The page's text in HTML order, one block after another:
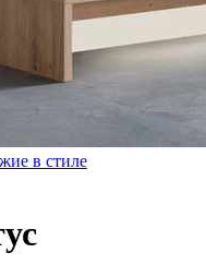
в стиле